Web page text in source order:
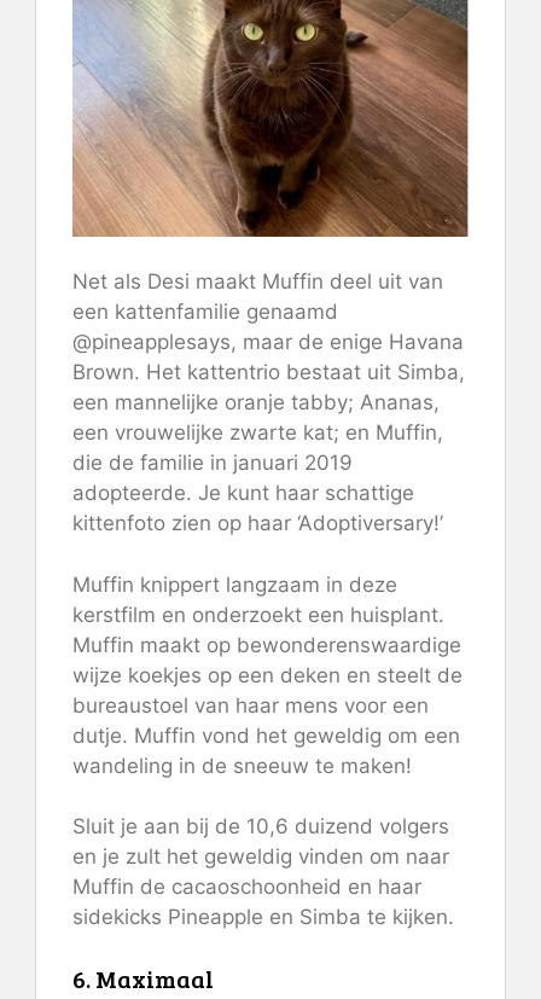
Net als Desi maakt Muffin deel uit van
een kattenfamilie genaamd
@pineapplesays, maar de enige Havana
Brown. Het kattentrio bestaat uit Simba,
een mannelijke oranje tabby; Ananas,
een vrouwelijke zwarte kat; en Muffin,
die de familie in januari 2019
adopteerde. Je kunt haar schattige
kittenfoto zien op haar ‘Adoptiversary!’
Muffin knippert langzaam in deze
kerstfilm en onderzoekt een huisplant.
Muffin maakt op bewonderenswaardige
wijze koekjes op een deken en steelt de
bureaustoel van haar mens voor een
dutje. Muffin vond het geweldig om een ​​
wandeling in de sneeuw te maken!
Sluit je aan bij de 10,6 duizend volgers
en je zult het geweldig vinden om naar
Muffin de cacaoschoonheid en haar
sidekicks Pineapple en Simba te kijken.
6. Maximaal